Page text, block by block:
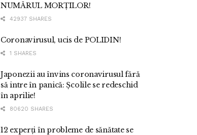
NUMĂRUL MORȚILOR!
42937 SHARES
Coronavirusul, ucis de POLIDIN!
1 SHARES
Japonezii au învins coronavirusul fără
să intre în panică: Școlile se redeschid
în aprilie!
80620 SHARES
12 experți în probleme de sănătate se